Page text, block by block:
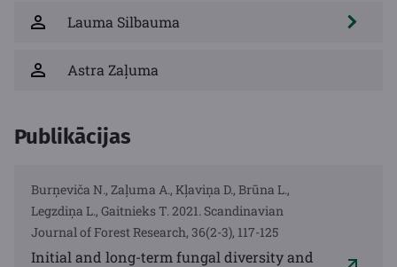
Lauma Silbauma
Astra Zaļuma
Publikācijas
Burņeviča N., Zaļuma A., Kļaviņa D., Brūna L.,
Legzdiņa L., Gaitnieks T. 2021. Scandinavian
Journal of Forest Research, 36(2-3), 117-125
Initial and long-term fungal diversity and